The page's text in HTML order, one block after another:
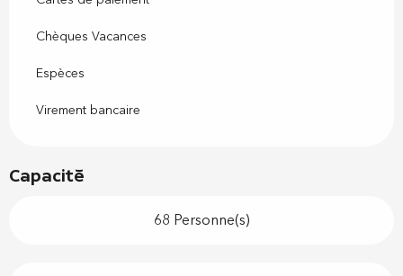
Chèques Vacances
Espèces
Virement bancaire
Capacité
68 Personne(s)